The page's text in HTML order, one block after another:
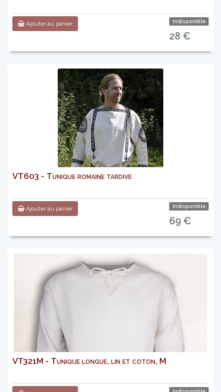
Ajouter au panier Indisponible
28 €
VT603 - Tunique romaine tardive
Ajouter au panier Indisponible
69 €
VT321M - Tunique longue, lin et coton, M